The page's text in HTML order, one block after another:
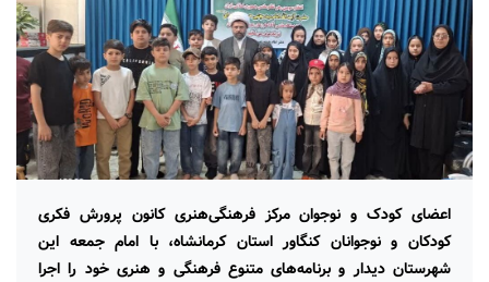
اعضای کودک و نوجوان مرکز فرهنگی‌هنری کانون پرورش فکری
کودکان و نوجوانان کنگاور استان کرمانشاه، با امام جمعه این
شهرستان دیدار و برنامه‌های متنوع فرهنگی و هنری خود را اجرا